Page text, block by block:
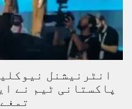
انٹرنیشنل
پاکستانی ٹیم نے